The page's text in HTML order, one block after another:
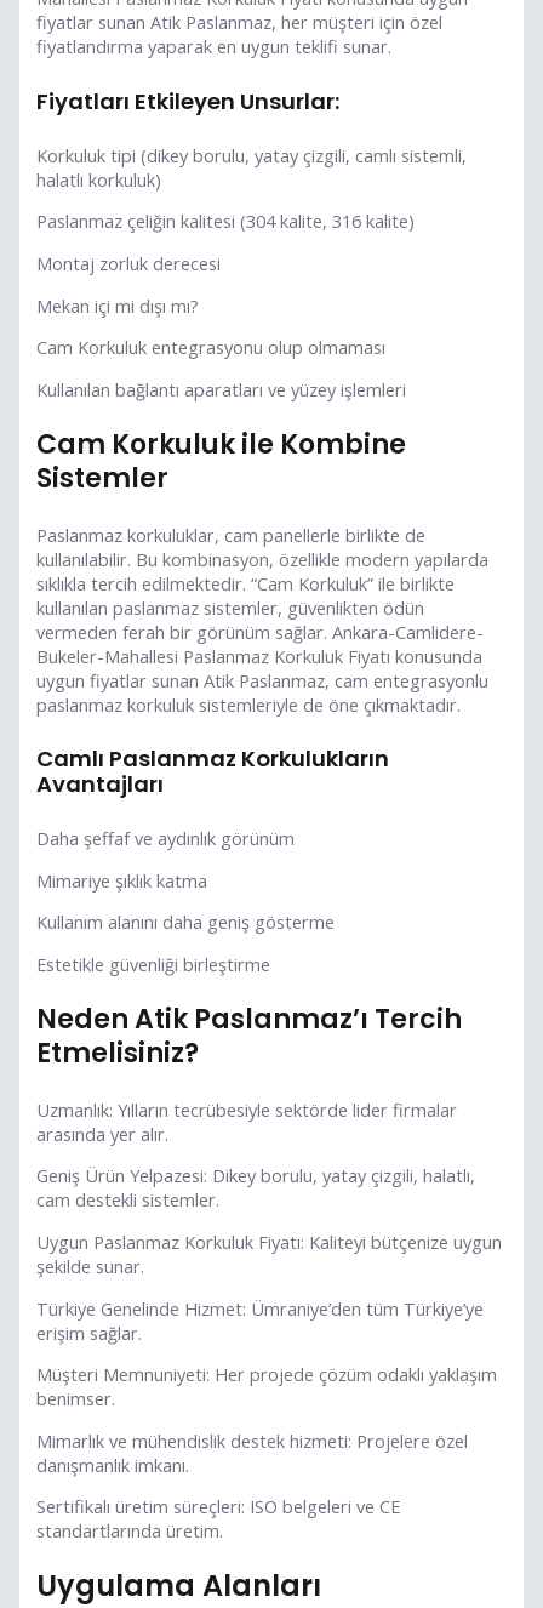
fiyatlar sunan Atik Paslanmaz, her müşteri için özel
fiyatlandırma yaparak en uygun teklifi sunar.
Fiyatları Etkileyen Unsurlar:
Korkuluk tipi (dikey borulu, yatay çizgili, camlı sistemli,
halatlı korkuluk)
Paslanmaz çeliğin kalitesi (304 kalite, 316 kalite)
Montaj zorluk derecesi
Mekan içi mi dışı mı?
Cam Korkuluk entegrasyonu olup olmaması
Kullanılan bağlantı aparatları ve yüzey işlemleri
Cam Korkuluk ile Kombine
Sistemler
Paslanmaz korkuluklar, cam panellerle birlikte de
kullanılabilir. Bu kombinasyon, özellikle modern yapılarda
sıklıkla tercih edilmektedir. “Cam Korkuluk” ile birlikte
kullanılan paslanmaz sistemler, güvenlikten ödün
vermeden ferah bir görünüm sağlar. Ankara-Camlidere-
Bukeler-Mahallesi Paslanmaz Korkuluk Fiyatı konusunda
uygun fiyatlar sunan Atik Paslanmaz, cam entegrasyonlu
paslanmaz korkuluk sistemleriyle de öne çıkmaktadır.
Camlı Paslanmaz Korkulukların
Avantajları
Daha şeffaf ve aydınlık görünüm
Mimariye şıklık katma
Kullanım alanını daha geniş gösterme
Estetikle güvenliği birleştirme
Neden Atik Paslanmaz’ı Tercih
Etmelisiniz?
Uzmanlık: Yılların tecrübesiyle sektörde lider firmalar
arasında yer alır.
Geniş Ürün Yelpazesi: Dikey borulu, yatay çizgili, halatlı,
cam destekli sistemler.
Uygun Paslanmaz Korkuluk Fiyatı: Kaliteyi bütçenize uygun
şekilde sunar.
Türkiye Genelinde Hizmet: Ümraniye’den tüm Türkiye’ye
erişim sağlar.
Müşteri Memnuniyeti: Her projede çözüm odaklı yaklaşım
benimser.
Mimarlık ve mühendislik destek hizmeti: Projelere özel
danışmanlık imkanı.
Sertifikalı üretim süreçleri: ISO belgeleri ve CE
standartlarında üretim.
Uygulama Alanları